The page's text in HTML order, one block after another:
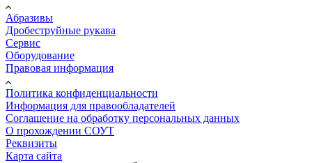
Абразивы
Дробеструйные рукава
Сервис
Оборудование
Правовая информация
Политика конфиденциальности
Информация для правообладателей
Соглашение на обработку персональных данных
О прохождении СОУТ
Реквизиты
Карта сайта